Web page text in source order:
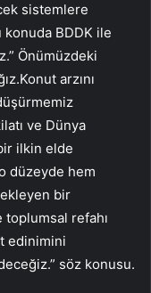
sistemlere
konuda BDDK ile
Önümüzdeki
arzını
ve Dünya
ilkin elde
düzeyde hem
bir
toplumsal refahı
edinimini
söz konusu.